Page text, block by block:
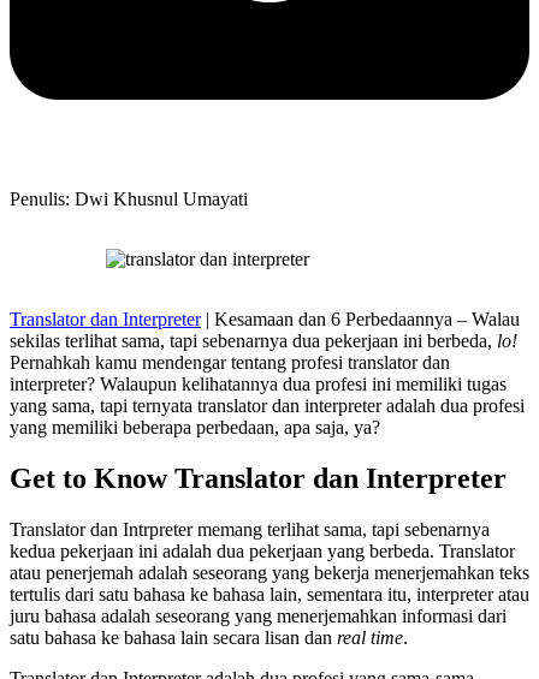
Penulis: Dwi Khusnul Umayati
Translator dan Interpreter| Kesamaan dan 6 Perbedaannya – Walau
sekilas terlihat sama, tapi sebenarnya dua pekerjaan ini berbeda, lo!
Pernahkah kamu mendengar tentang profesi translator dan
interpreter? Walaupun kelihatannya dua profesi ini memiliki tugas
yang sama, tapi ternyata translator dan interpreter adalah dua profesi
yang memiliki beberapa perbedaan, apa saja, ya?
Get to Know Translator dan Interpreter
Translator dan Intrpreter memang terlihat sama, tapi sebenarnya
kedua pekerjaan ini adalah dua pekerjaan yang berbeda. Translator
atau penerjemah adalah seseorang yang bekerja menerjemahkan teks
tertulis dari satu bahasa ke bahasa lain, sementara itu, interpreter atau
juru bahasa adalah seseorang yang menerjemahkan informasi dari
satu bahasa ke bahasa lain secara lisan dan real time.